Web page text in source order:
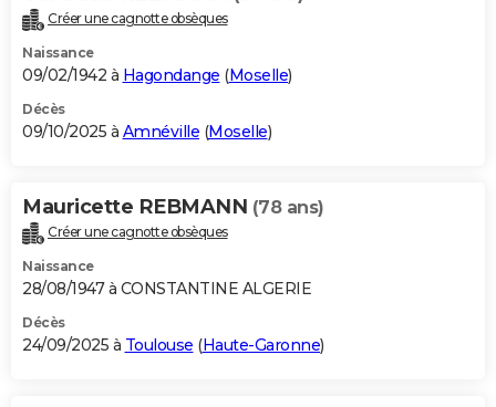
Créer une cagnotte obsèques
Naissance
09/02/1942 à Hagondange (Moselle)
Décès
09/10/2025 à Amnéville (Moselle)
Mauricette REBMANN (78 ans)
Créer une cagnotte obsèques
Naissance
28/08/1947 à CONSTANTINE ALGERIE
Décès
24/09/2025 à Toulouse (Haute-Garonne)